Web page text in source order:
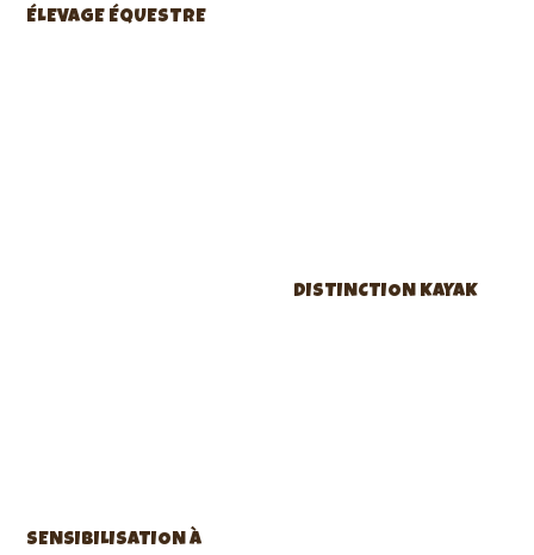
ÉLEVAGE ÉQUESTRE
DISTINCTION KAYAK
SENSIBILISATION À